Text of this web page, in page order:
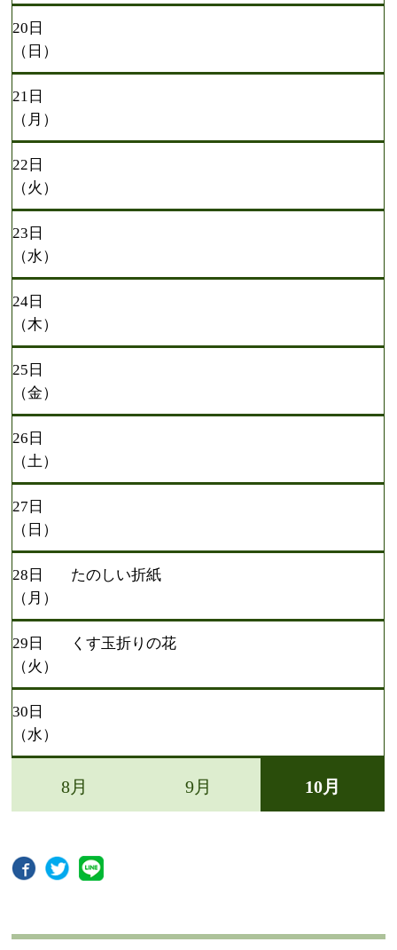
20日
（日）
21日
（月）
22日
（火）
23日
（水）
24日
（木）
25日
（金）
26日
（土）
27日
（日）
28日
（月）
たのしい折紙
29日
（火）
くす玉折りの花
30日
（水）
8月 9月 10月